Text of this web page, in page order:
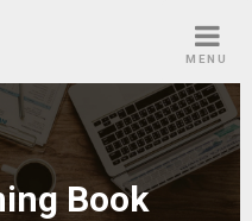
MENU
Book